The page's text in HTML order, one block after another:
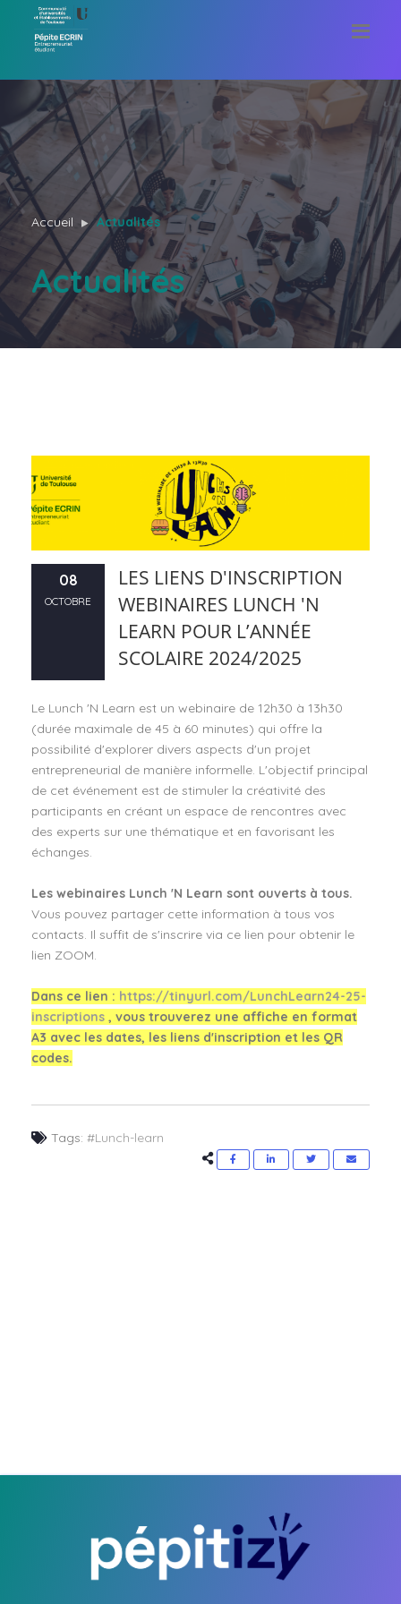
Accueil Actualités
Actualités
08
OCTOBRE
LES LIENS D'INSCRIPTION
WEBINAIRES LUNCH 'N
LEARN POUR L’ANNÉE
SCOLAIRE 2024/2025
Le Lunch 'N Learn est un webinaire de 12h30 à 13h30
(durée maximale de 45 à 60 minutes) qui offre la
possibilité d'explorer divers aspects d'un projet
entrepreneurial de manière informelle. L'objectif principal
de cet événement est de stimuler la créativité des
participants en créant un espace de rencontres avec
des experts sur une thématique et en favorisant les
échanges.
Les webinaires Lunch 'N Learn sont ouverts à tous.
Vous pouvez partager cette information à tous vos
contacts. Il suffit de s'inscrire via ce lien pour obtenir le
lien ZOOM.
Dans ce lien : https://tinyurl.com/LunchLearn24-25-
inscriptions , vous trouverez une affiche en format
A3 avec les dates, les liens d'inscription et les QR
codes.
Tags: #Lunch-learn